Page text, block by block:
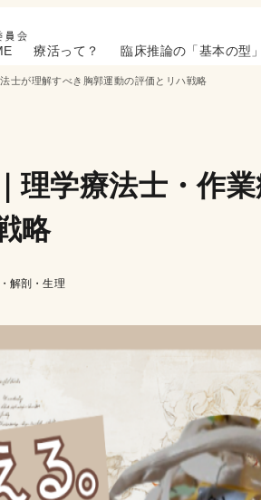
療活って？ 臨床推論の「基本の型」
士が理解すべき胸郭運動の評価とリハ戦略
理学療法士・作
略
解剖・生理